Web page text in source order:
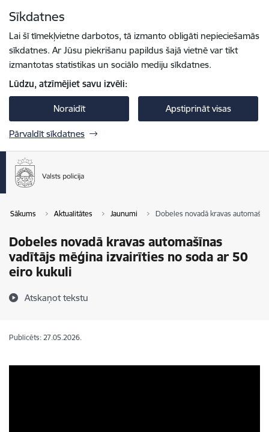
Sīkdatnes
Lai šī tīmekļvietne darbotos, tā izmanto obligāti nepieciešamās
sīkdatnes. Ar Jūsu piekrišanu papildus šajā vietnē var tikt
izmantotas statistikas un sociālo mediju sīkdatnes.
Lūdzu, atzīmējiet savu izvēli:
Noraidīt Apstiprināt visas
Pārvaldīt sīkdatnes
Sākums Aktualitātes Jaunumi Dobeles novadā kravas
Dobeles novadā kravas automašīnas
vadītājs mēģina izvairīties no soda ar 50
eiro kukuli
Atskaņot tekstu
Publicēts: 27.05.2026.